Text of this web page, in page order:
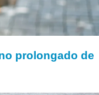
prolongado de